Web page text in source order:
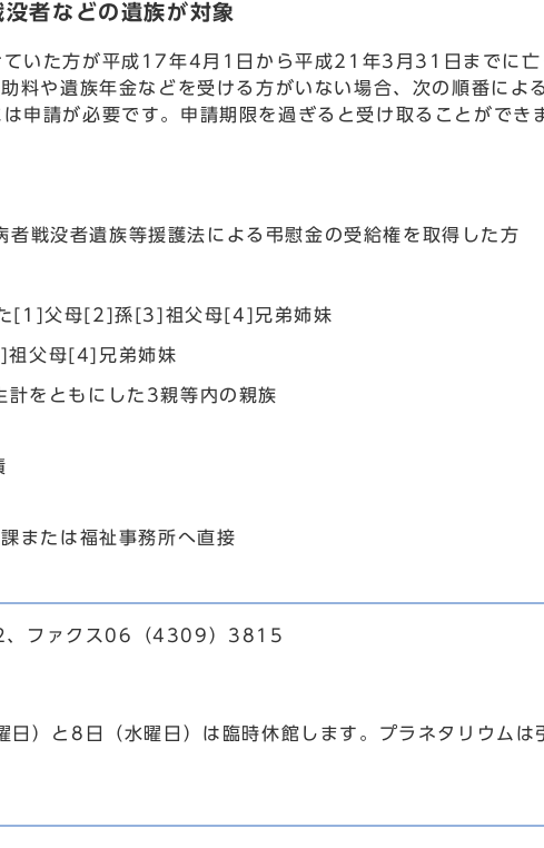
者などの遺族が対象
いた方が平成17年4月1日から平成21年3月31日までに亡
料や遺族年金などを受ける方がいない場合、次の順番によ
申請が必要です。申請期限を過ぎると受け取ることができ
戦没者遺族等援護法による弔慰金の受給権を取得した方
た[1]父母[2]孫[3]祖父母[4]兄弟姉妹
父母[4]兄弟姉妹
をともにした3親等内の親族
または福祉事務所へ直接
ファクス06（4309）3815
）と8日（水曜日）は臨時休館します。プラネタリウムは